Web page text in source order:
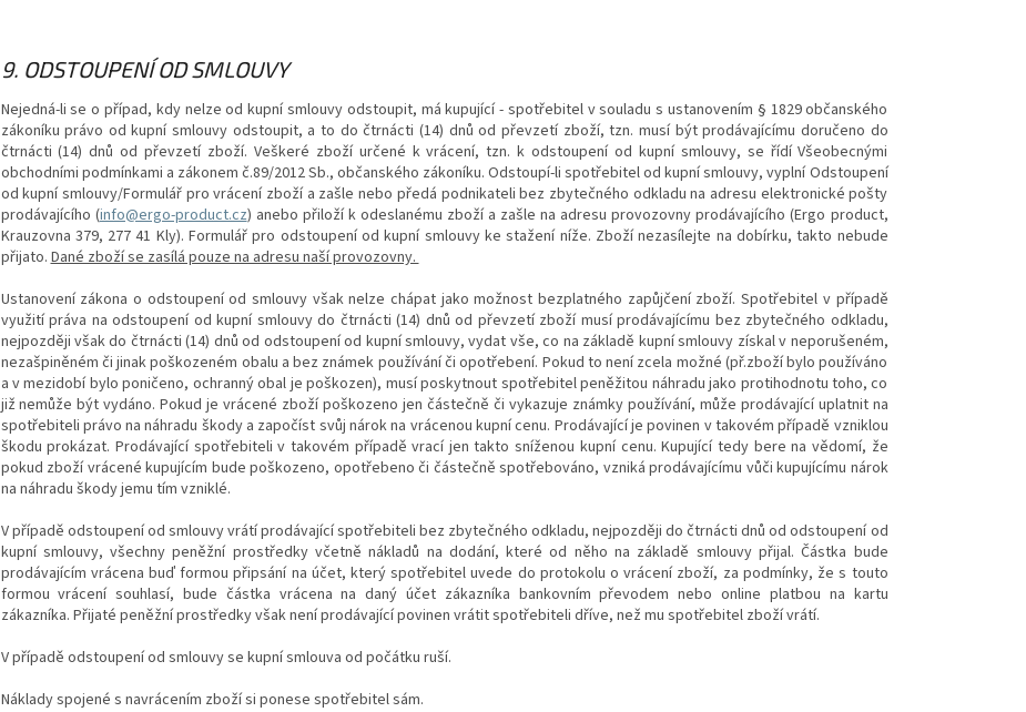
9. ODSTOUPENÍ OD SMLOUVY
Nejedná-li se o případ, kdy nelze od kupní smlouvy odstoupit, má kupující - spotřebitel v souladu s ustanovením § 1829 občanského
zákoníku právo od kupní smlouvy odstoupit, a to do čtrnácti (14) dnů od převzetí zboží, tzn. musí být prodávajícímu doručeno do
čtrnácti (14) dnů od převzetí zboží. Veškeré zboží určené k vrácení, tzn. k odstoupení od kupní smlouvy, se řídí Všeobecnými
obchodními podmínkami a zákonem č.89/2012 Sb., občanského zákoníku. Odstoupí-li spotřebitel od kupní smlouvy, vyplní Odstoupení
od kupní smlouvy/Formulář pro vrácení zboží a zašle nebo předá podnikateli bez zbytečného odkladu na adresu elektronické pošty
prodávajícího (info@ergo-product.cz) anebo přiloží k odeslanému zboží a zašle na adresu provozovny prodávajícího (Ergo product,
Krauzovna 379, 277 41 Kly). Formulář pro odstoupení od kupní smlouvy ke stažení níže. Zboží nezasílejte na dobírku, takto nebude
přijato. Dané zboží se zasílá pouze na adresu naší provozovny.
Ustanovení zákona o odstoupení od smlouvy však nelze chápat jako možnost bezplatného zapůjčení zboží. Spotřebitel v případě
využití práva na odstoupení od kupní smlouvy do čtrnácti (14) dnů od převzetí zboží musí prodávajícímu bez zbytečného odkladu,
nejpozději však do čtrnácti (14) dnů od odstoupení od kupní smlouvy, vydat vše, co na základě kupní smlouvy získal v neporušeném,
nezašpiněném či jinak poškozeném obalu a bez známek používání či opotřebení. Pokud to není zcela možné (př.zboží bylo používáno
a v mezidobí bylo poničeno, ochranný obal je poškozen), musí poskytnout spotřebitel peněžitou náhradu jako protihodnotu toho, co
již nemůže být vydáno. Pokud je vrácené zboží poškozeno jen částečně či vykazuje známky používání, může prodávající uplatnit na
spotřebiteli právo na náhradu škody a započíst svůj nárok na vrácenou kupní cenu. Prodávající je povinen v takovém případě vzniklou
škodu prokázat. Prodávající spotřebiteli v takovém případě vrací jen takto sníženou kupní cenu. Kupující tedy bere na vědomí, že
pokud zboží vrácené kupujícím bude poškozeno, opotřebeno či částečně spotřebováno, vzniká prodávajícímu vůči kupujícímu nárok
na náhradu škody jemu tím vzniklé.
V případě odstoupení od smlouvy vrátí prodávající spotřebiteli bez zbytečného odkladu, nejpozději do čtrnácti dnů od odstoupení od
kupní smlouvy, všechny peněžní prostředky včetně nákladů na dodání, které od něho na základě smlouvy přijal. Částka bude
prodávajícím vrácena buď formou připsání na účet, který spotřebitel uvede do protokolu o vrácení zboží, za podmínky, že s touto
formou vrácení souhlasí, bude částka vrácena na daný účet zákazníka bankovním převodem nebo online platbou na kartu
zákazníka. Přijaté peněžní prostředky však není prodávající povinen vrátit spotřebiteli dříve, než mu spotřebitel zboží vrátí.
V případě odstoupení od smlouvy se kupní smlouva od počátku ruší.
Náklady spojené s navrácením zboží si ponese spotřebitel sám.